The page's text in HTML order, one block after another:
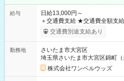
給与
日給13,000円～
＋交通費支給 ★交通費全額支給！ ┗案件により規定あり ★日払
いOK！（規定あり） ┗働いた
ンビニATMから 日払い分を引き落とせま
交通費別途支給あり
勤務地
さいたま市大宮区
埼玉県さいたま市大宮区錦町（
株式会社ワンベルウッズ